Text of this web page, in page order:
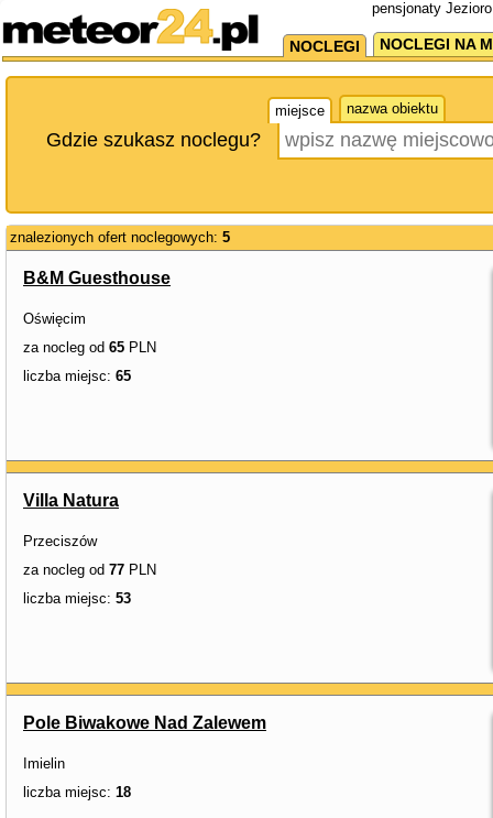
pensjonaty
NOCLEGI NOCLEGI NA
miejsce nazwa obiektu
Gdzie szukasz noclegu?
znalezionych ofert noclegowych: 5
B&M Guesthouse
Oświęcim
za nocleg od 65 PLN
liczba miejsc: 65
Villa Natura
Przeciszów
za nocleg od 77 PLN
liczba miejsc: 53
Pole Biwakowe Nad Zalewem
Imielin
liczba miejsc: 18